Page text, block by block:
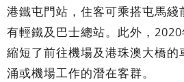
港鐵屯門站，住客可乘搭屯馬綫
有輕鐵及巴士總站。此外，
縮短了前往機場及港珠澳大橋的
涌或機場工作的潛在客群。